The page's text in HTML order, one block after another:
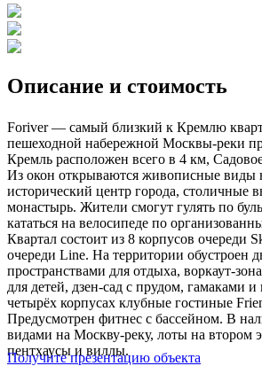
Описание и стоимость
Foriver — самый близкий к Кремлю
пешеходной набережной Москвы-реки
Кремль расположен всего в 4 км,
Из окон открываются живописные виды
исторический центр города, столичные
монастырь. Жители смогут гулять по
кататься на велосипеде по
Квартал состоит из 8 корпусов очереди
очереди Line. На территории обустроен
пространствами для отдыха, воркаут-
для детей, дзен-сад с прудом, гамаками
четырёх корпусах клубные гостиные
Предусмотрен фитнес с бассейном. В
видами на Москву-реку, лоты на втором
пентхаусы и виллы.
Получите презентацию объекта